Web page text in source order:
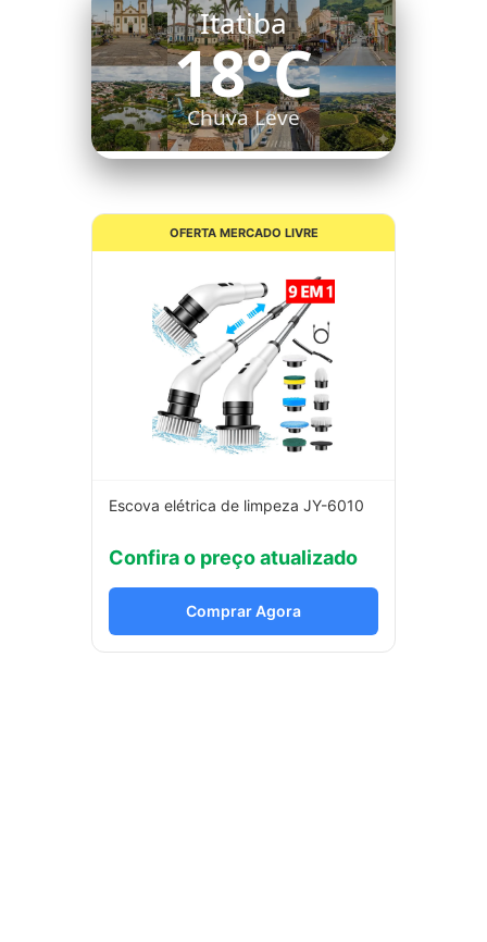
Itatiba
18°C
Chuva Leve
OFERTA MERCADO LIVRE
Escova elétrica de limpeza JY-6010
Confira o preço atualizado
Comprar Agora